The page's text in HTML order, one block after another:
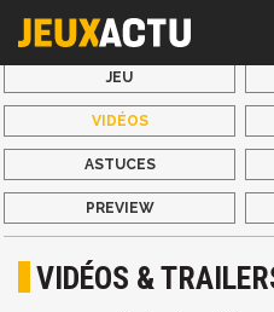
JEU
VIDÉOS
ASTUCES
PREVIEW
VIDÉOS &